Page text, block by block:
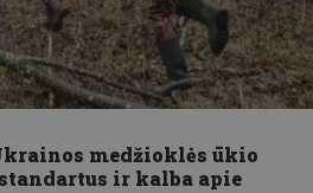
medžioklės ūkio
ir kalba apie